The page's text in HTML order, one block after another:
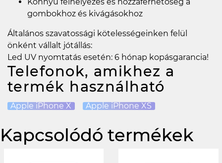
gombokhoz és kivágásokhoz
Általános szavatossági kötelességeinken felül
önként vállalt jótállás:
Led UV nyomtatás esetén: 6 hónap kopásgarancia!
Telefonok, amikhez a
termék használható
Apple iPhone X Apple iPhone XS
Kapcsolódó termékek